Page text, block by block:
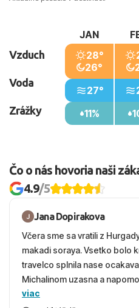
Vzduch
Voda
Zrážky
JAN
28°
26°
27°
11%
Čo o nás hovoria naši
4.9/5
Jana Dopirakova
Včera sme sa vratili z
makadi soraya. Vsetko bolo
travelco splnila nase
Michalinom uzasna a
vecernych hodinach zaco sa
viac